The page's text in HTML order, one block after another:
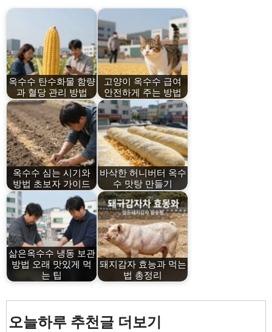
옥수수 탄수화물 함량
과 혈당 관리 방법
고양이 옥수수 급여
안전하게 주는 방법
옥수수 심는 시기와
방법 초보자 가이드
바삭한 허니버터 옥수
수 맛탕 만들기
삶은옥수수 냉동 보관
방법 오래 맛있게 먹
는 팁
돼지감자 효능과 먹는
법 총정리
오늘하루 추천글 더보기